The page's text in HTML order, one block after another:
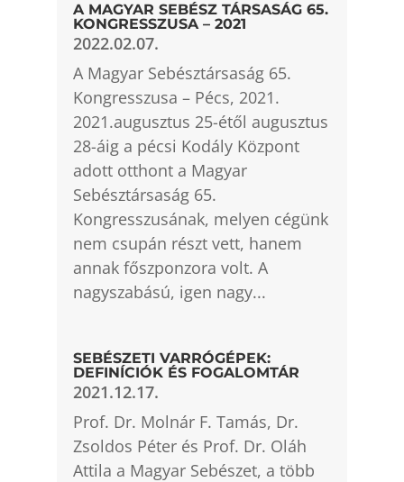
A MAGYAR SEBÉSZ TÁRSASÁG 65.
KONGRESSZUSA – 2021
2022.02.07.
A Magyar Sebésztársaság 65.
Kongresszusa – Pécs, 2021.
2021.augusztus 25-étől augusztus
28-áig a pécsi Kodály Központ
adott otthont a Magyar
Sebésztársaság 65.
Kongresszusának, melyen cégünk
nem csupán részt vett, hanem
annak főszponzora volt. A
nagyszabású, igen nagy...
SEBÉSZETI VARRÓGÉPEK:
DEFINÍCIÓK ÉS FOGALOMTÁR
2021.12.17.
Prof. Dr. Molnár F. Tamás, Dr.
Zsoldos Péter és Prof. Dr. Oláh
Attila a Magyar Sebészet, a több